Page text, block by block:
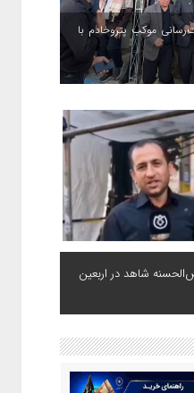
موکب پتروخادم با
شاهد در اربعین